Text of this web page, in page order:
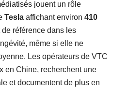
jouent un rôle
Tesla affichant environ 410
de référence dans les
même si elle ne
Les opérateurs de VTC
en Chine, recherchent une
et documentent de plus en